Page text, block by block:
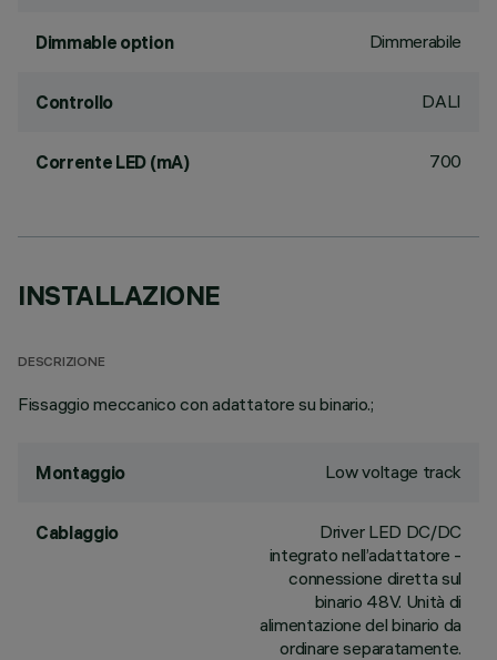
Dimmable option Dimmerabile
Controllo DALI
Corrente LED (mA) 700
INSTALLAZIONE
DESCRIZIONE
Fissaggio meccanico con adattatore su binario.;
Montaggio Low voltage track
Cablaggio
Driver LED DC/DC
integrato nell’adattatore -
connessione diretta sul
binario 48V. Unità di
alimentazione del binario da
ordinare separatamente.